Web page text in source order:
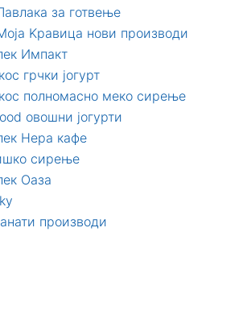
за готвење
Kравица нови производи
Импакт
грчки јогурт
полномасно меко сирење
овошни јогурти
Нера кафе
сирење
Оаза
производи